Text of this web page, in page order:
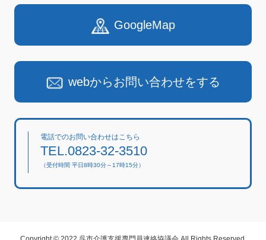
GoogleMap
webからお問い合わせをする
電話でのお問い合わせはこちら
TEL.0823-32-3510
（受付時間 平日8時30分～17時15分）